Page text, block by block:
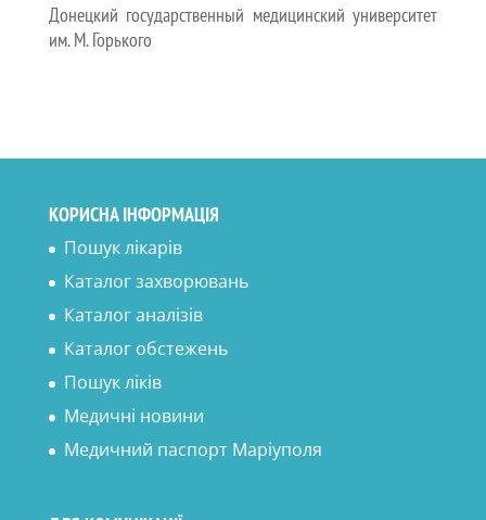
Донецкий государственный медицинский университет
им. М. Горького
КОРИСНА ІНФОРМАЦІЯ
Пошук лікарів
Каталог захворювань
Каталог аналізів
Каталог обстежень
Пошук ліків
Медичні новини
Медичний паспорт Маріуполя